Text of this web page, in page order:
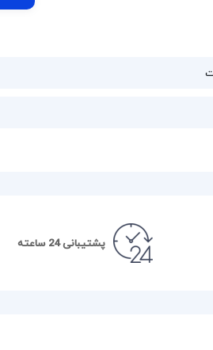
پشتیبانی 24 ساعته